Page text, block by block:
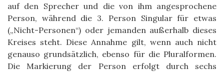
auf den Sprecher und die von ihm angesprochene
Person, während die 3. Person Singular für etwas
(„Nicht-Personen“) oder jemanden außerhalb dieses
Kreises steht. Diese Annahme gilt, wenn auch nicht
genauso grundsätzlich, ebenso für die Pluralformen.
Die Markierung der Person erfolgt durch sechs